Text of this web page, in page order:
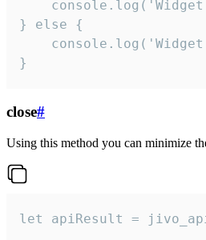
} else {
}
close#
Using this method you can minimize
let apiResult =